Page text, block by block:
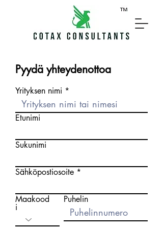
Pyydä yhteydenottoa
Yrityksen nimi
Etunimi
Sukunimi
Sähköpostiosoite
Maakood
i
Puhelin